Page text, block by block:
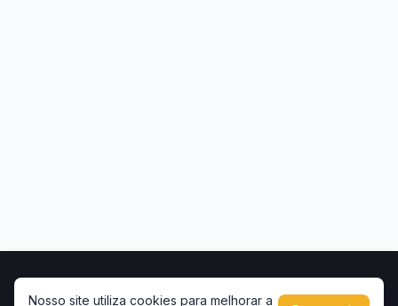
Nosso site utiliza cookies para melhorar a